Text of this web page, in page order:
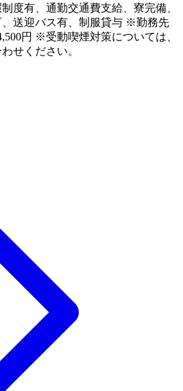
度有、通勤交通費支給、寮完備、
送迎バス有、制服貸与 ※勤務先
円 ※受動喫煙対策については、
せください。